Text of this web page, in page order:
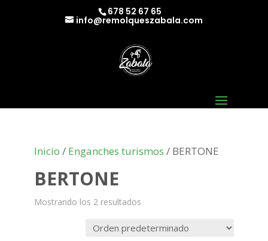
678 52 67 65
info@remolqueszabala.com
Inicio / Enganches turismos / BERTONE
BERTONE
Mostrando los 2 resultados